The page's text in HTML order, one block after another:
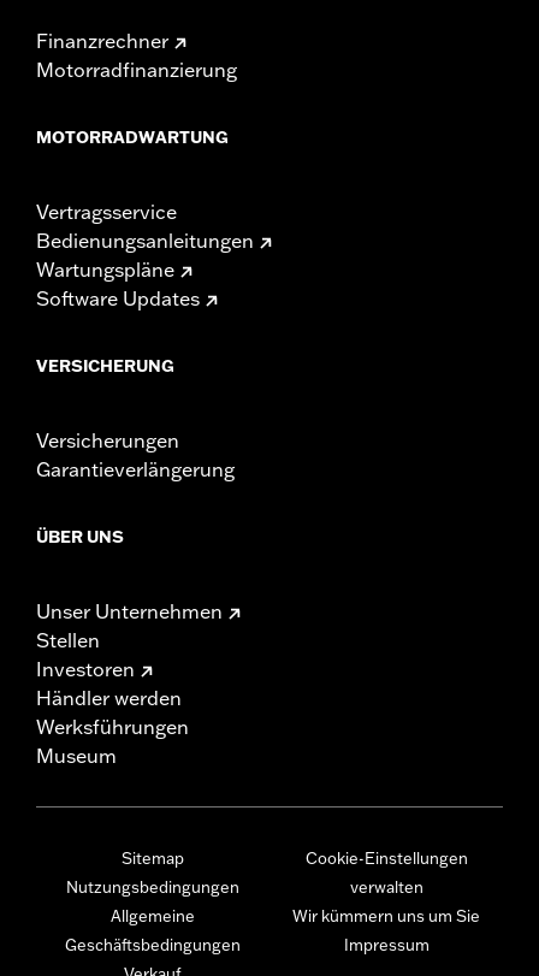
Finanzrechner
Motorradfinanzierung
MOTORRADWARTUNG
Vertragsservice
Bedienungsanleitungen
Wartungspläne
Software Updates
VERSICHERUNG
Versicherungen
Garantieverlängerung
ÜBER UNS
Unser Unternehmen
Stellen
Investoren
Händler werden
Werksführungen
Museum
Sitemap
Nutzungsbedingungen
Allgemeine
Geschäftsbedingungen
Cookie-Einstellungen
verwalten
Wir kümmern uns um Sie
Impressum